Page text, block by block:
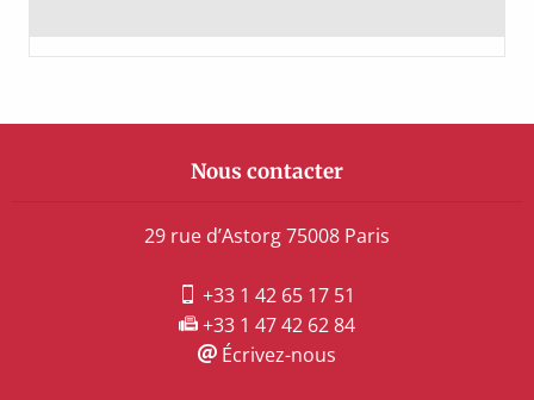
Nous contacter
29 rue d’Astorg 75008 Paris
+33 1 42 65 17 51
+33 1 47 42 62 84
Écrivez-nous